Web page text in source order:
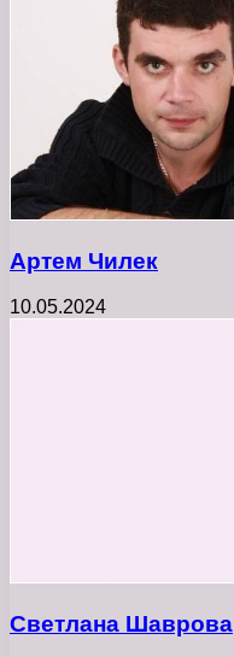
Артем Чилек
10.05.2024
Светлана Шаврова